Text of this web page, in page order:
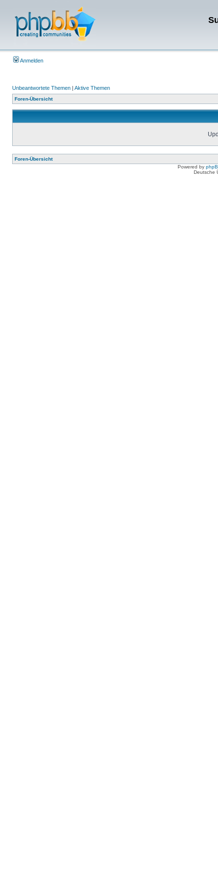
Anmelden
Unbeantwortete Themen | Aktive Themen
Foren-Übersicht
Foren-Übersicht
Powered by
Deutsche